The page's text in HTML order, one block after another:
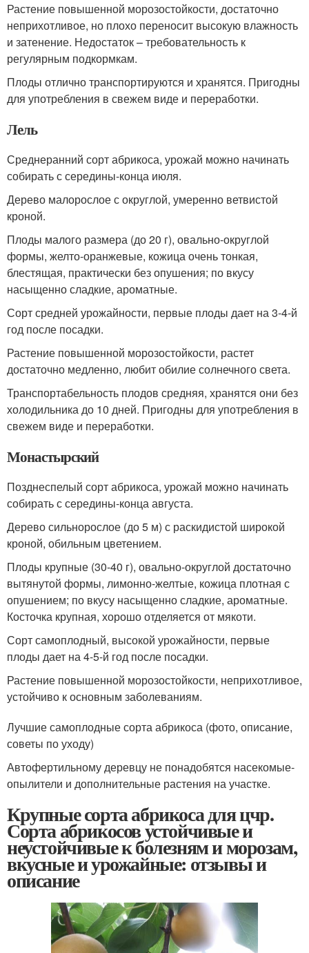
Растение повышенной морозостойкости, достаточно
неприхотливое, но плохо переносит высокую влажность
и затенение. Недостаток – требовательность к
регулярным подкормкам.
Плоды отлично транспортируются и хранятся. Пригодны
для употребления в свежем виде и переработки.
Лель
Среднеранний сорт абрикоса, урожай можно начинать
собирать с середины-конца июля.
Дерево малорослое с округлой, умеренно ветвистой
кроной.
Плоды малого размера (до 20 г), овально-округлой
формы, желто-оранжевые, кожица очень тонкая,
блестящая, практически без опушения; по вкусу
насыщенно сладкие, ароматные.
Сорт средней урожайности, первые плоды дает на 3-4-й
год после посадки.
Растение повышенной морозостойкости, растет
достаточно медленно, любит обилие солнечного света.
Транспортабельность плодов средняя, хранятся они без
холодильника до 10 дней. Пригодны для употребления в
свежем виде и переработки.
Монастырский
Позднеспелый сорт абрикоса, урожай можно начинать
собирать с середины-конца августа.
Дерево сильнорослое (до 5 м) с раскидистой широкой
кроной, обильным цветением.
Плоды крупные (30-40 г), овально-округлой достаточно
вытянутой формы, лимонно-желтые, кожица плотная с
опушением; по вкусу насыщенно сладкие, ароматные.
Косточка крупная, хорошо отделяется от мякоти.
Сорт самоплодный, высокой урожайности, первые
плоды дает на 4-5-й год после посадки.
Растение повышенной морозостойкости, неприхотливое,
устойчиво к основным заболеваниям.
Лучшие самоплодные сорта абрикоса (фото, описание,
советы по уходу)
Автофертильному деревцу не понадобятся насекомые-
опылители и дополнительные растения на участке.
Крупные сорта абрикоса для цчр.
Сорта абрикосов устойчивые и
неустойчивые к болезням и морозам,
вкусные и урожайные: отзывы и
описание